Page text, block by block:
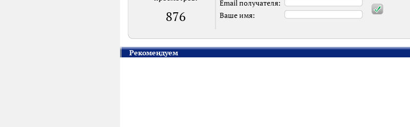
876
Email получателя:
Ваше имя:
Рекомендуем